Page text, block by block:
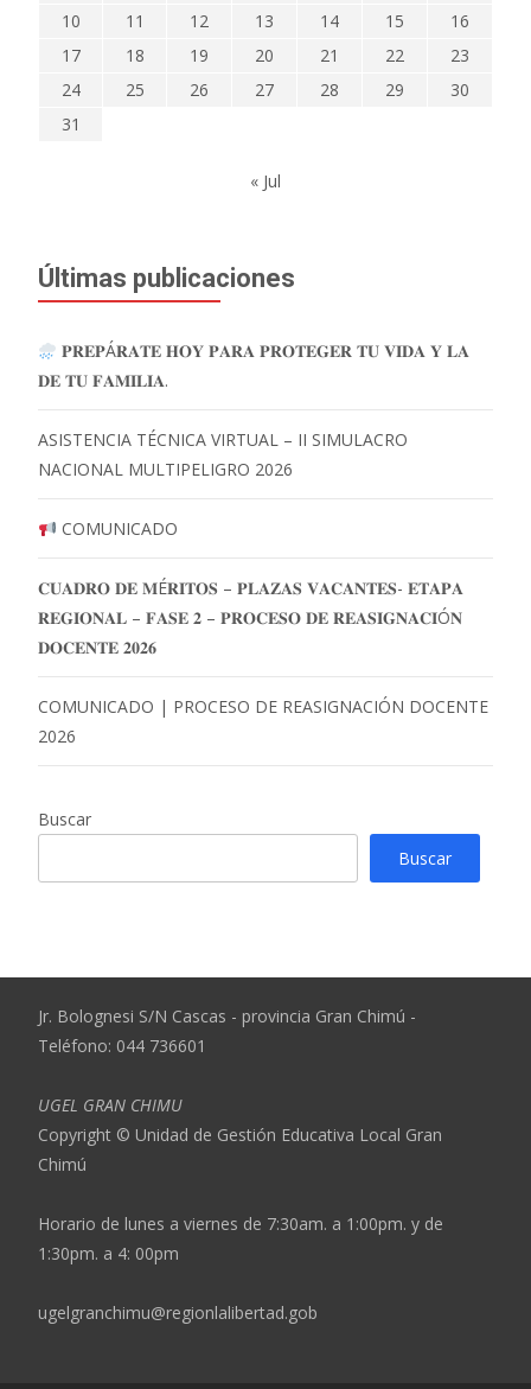
10
11 12 13 14 15
16
17
18 19 20 21 22
23
24
25 26 27 28 29
30
31
« Jul
Últimas publicaciones
𝐏𝐑𝐄𝐏Á𝐑𝐀𝐓𝐄 𝐇𝐎𝐘 𝐏𝐀𝐑𝐀 𝐏𝐑𝐎𝐓𝐄𝐆𝐄𝐑 𝐓𝐔 𝐕𝐈𝐃𝐀 𝐘 𝐋𝐀
𝐃𝐄 𝐓𝐔 𝐅𝐀𝐌𝐈𝐋𝐈𝐀.
ASISTENCIA TÉCNICA VIRTUAL – II SIMULACRO
NACIONAL MULTIPELIGRO 2026
COMUNICADO
𝐂𝐔𝐀𝐃𝐑𝐎 𝐃𝐄 𝐌É𝐑𝐈𝐓𝐎𝐒 – 𝐏𝐋𝐀𝐙𝐀𝐒 𝐕𝐀𝐂𝐀𝐍𝐓𝐄𝐒- 𝐄𝐓𝐀𝐏𝐀
𝐑𝐄𝐆𝐈𝐎𝐍𝐀𝐋 – 𝐅𝐀𝐒𝐄 𝟐 – 𝐏𝐑𝐎𝐂𝐄𝐒𝐎 𝐃𝐄 𝐑𝐄𝐀𝐒𝐈𝐆𝐍𝐀𝐂𝐈Ó𝐍
𝐃𝐎𝐂𝐄𝐍𝐓𝐄 𝟐𝟎𝟐𝟔
COMUNICADO | PROCESO DE REASIGNACIÓN DOCENTE
2026
Buscar
Buscar
Jr. Bolognesi S/N Cascas - provincia Gran Chimú -
Teléfono: 044 736601
UGEL GRAN CHIMU
Copyright © Unidad de Gestión Educativa Local Gran
Chimú
Horario de lunes a viernes de 7:30am. a 1:00pm. y de
1:30pm. a 4: 00pm
ugelgranchimu@regionlalibertad.gob